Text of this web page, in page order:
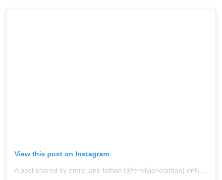
View this post on Instagram
A post shared by emily jane lathan (@emilyjanelathan) onNov 20, 2019 at 10:45am PST